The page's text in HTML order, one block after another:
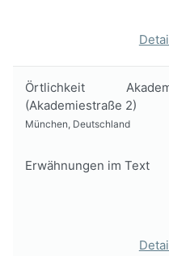
Örtlichkeit
(Akademiestraße 2)
München, Deutschland
Erwähnungen im Text